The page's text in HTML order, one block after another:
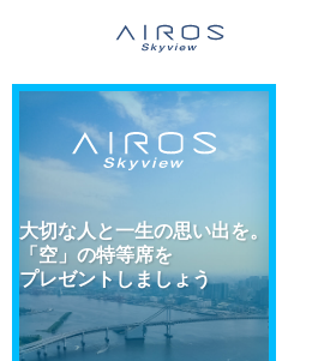
大切な人と一生の思い出を。
「空」の特等席を
プレゼントしましょう